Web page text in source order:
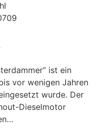
ist ein
vor wenigen Jahren
wurde. Der
Dieselmotor